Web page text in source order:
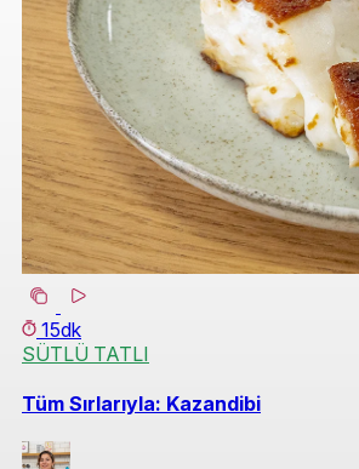
15dk
SÜTLÜ TATLI
Tüm Sırlarıyla: Kazandibi